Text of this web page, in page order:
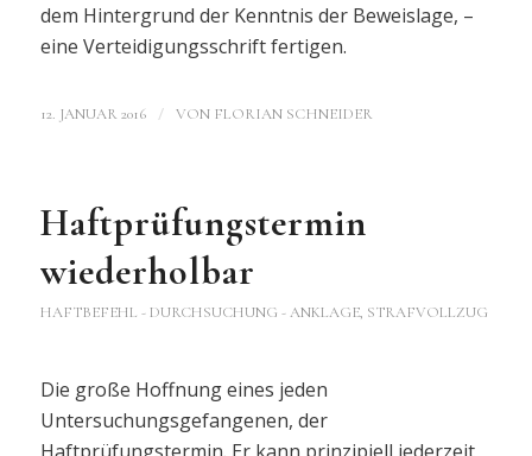
dem Hintergrund der Kenntnis der Beweislage, –
eine Verteidigungsschrift fertigen.
12. JANUAR 2016 / VON FLORIAN SCHNEIDER
Haftprüfungstermin
wiederholbar
HAFTBEFEHL - DURCHSUCHUNG - ANKLAGE, STRAFVOLLZUG
Die große Hoffnung eines jeden
Untersuchungsgefangenen, der